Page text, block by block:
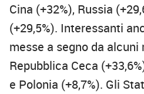
Cina (+32%), Russia
(+29,5%). Interessanti
messe a segno da
Repubblica Ceca
e Polonia (+8,7%). Gli